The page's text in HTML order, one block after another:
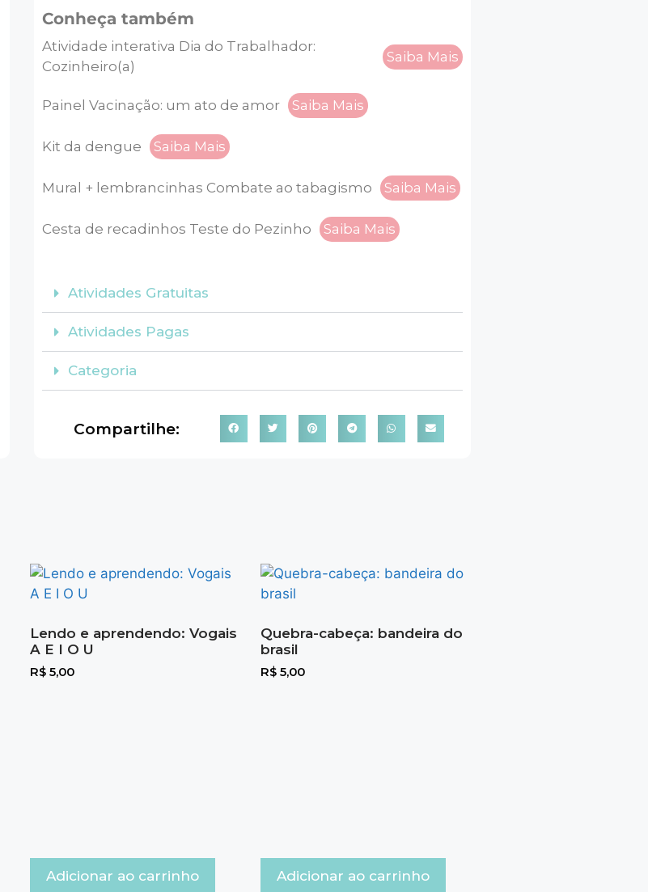
Conheça também
Atividade interativa Dia do Trabalhador:
Cozinheiro(a)
Saiba Mais
Painel Vacinação: um ato de amor Saiba Mais
Kit da dengue Saiba Mais
Mural + lembrancinhas Combate ao tabagismo Saiba Mais
Cesta de recadinhos Teste do Pezinho Saiba Mais
Atividades Gratuitas
Atividades Pagas
Categoria
Compartilhe:
Lendo e aprendendo: Vogais
A E I O U
R$ 5,00
Adicionar ao carrinho
Quebra-cabeça: bandeira do
brasil
R$ 5,00
Adicionar ao carrinho